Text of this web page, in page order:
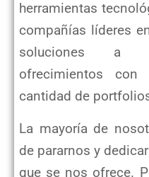
herramientas
compañías líderes
soluciones a
ofrecimientos con
cantidad de
La mayoría de
de pararnos y
que se nos ofrece.